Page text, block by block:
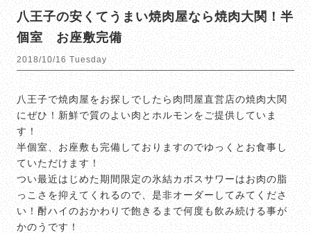
八王子の安くてうまい焼肉屋なら焼肉大関！半
個室 お座敷完備
2018/10/16 Tuesday
八王子で焼肉屋をお探しでしたら肉問屋直営店の焼肉大関
にぜひ！新鮮で質のよい肉とホルモンをご提供していま
す！
半個室、お座敷も完備しておりますのでゆっくとお食事し
ていただけます！
つい最近はじめた期間限定の氷結カボスサワーはお肉の脂
っこさを抑えてくれるので、是非オーダーしてみてくださ
い！酎ハイのおかわりで飽きるまで何度も飲み続ける事が
かのうです！